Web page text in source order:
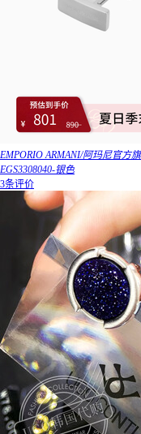
EMPORIO ARMANI/阿玛尼官方
EGS3308040-银色
3条评价